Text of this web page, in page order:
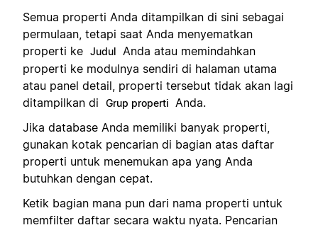
Semua properti Anda ditampilkan di sini sebagai
permulaan, tetapi saat Anda menyematkan
properti ke Judul Anda atau memindahkan
properti ke modulnya sendiri di halaman utama
atau panel detail, properti tersebut tidak akan lagi
ditampilkan di
Grup properti Anda.
Jika database Anda memiliki banyak properti,
gunakan kotak pencarian di bagian atas daftar
properti untuk menemukan apa yang Anda
butuhkan dengan cepat.
Ketik bagian mana pun dari nama properti untuk
memfilter daftar secara waktu nyata. Pencarian